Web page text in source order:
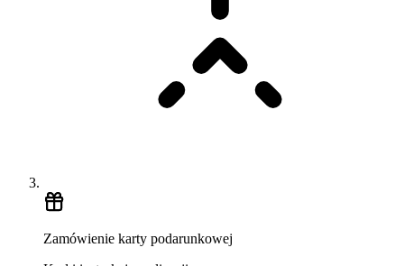
Zamówienie karty podarunkowej